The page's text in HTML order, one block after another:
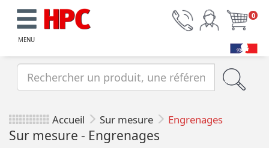
MENU
0
Accueil Sur mesure Engrenages
Sur mesure - Engrenages